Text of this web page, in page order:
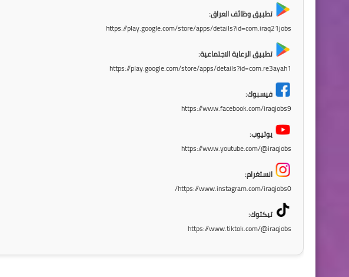
تطبيق وظائف العراق:
https://play.google.com/store/apps/details?id=com.iraq21jobs
تطبيق الرعاية الاجتماعية:
https://play.google.com/store/apps/details?id=com.re3ayah1
فيسبوك:
https://www.facebook.com/iraqjobs9
يوتيوب:
https://www.youtube.com/@iraqjobs
انستغرام:
https://www.instagram.com/iraqjobs0/
تيكتوك:
https://www.tiktok.com/@iraqjobs